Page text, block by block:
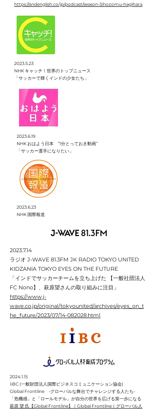
https://andenglish.co/jp/podcast/season-3/nozomu-hagihara
2023.5.23
NHK キャッチ！世界のトップニュース
​「サッカーで輝くインドの少女たち」
2023.6.19
NHK おはよう日本 ”1分とっておき動画”
​「サッカー選手になりたい」
2023.6.23
NHK 国際報道
2023.7.14
ラジオ J-WAVE 81.3FM JK RADIO TOKYO UNITED
KIDZANIA TOKYO EYES ON THE FUTURE
「インドでサッカーチームを立ち上げた 【一般社団法人
FC Nono】、萩原望さんの取り組みに注目」
https://www.j-
wave.co.jp/original/tokyounited/archives/eyes_on_t
he_future/2023/07/14-082028.html
2024.1.15
IiBC (一般財団法人国際ビジネスコミュニケーション協会)
Global Frontline -グローバルな舞台でチャレンジする人たち-
「危機感」と「ロールモデル」が自分の世界を広げる第一歩になる
萩原 望 氏【Global Frontline】｜Global Frontline｜グローバル人